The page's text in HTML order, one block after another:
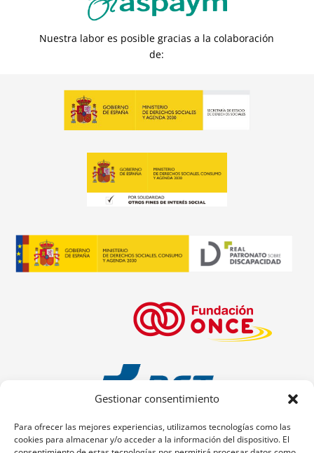
Gestionar consentimiento
Para ofrecer las mejores experiencias, utilizamos tecnologías como las
cookies para almacenar y/o acceder a la información del dispositivo. El
Nuestra labor es posible gracias a la colaboración
de: